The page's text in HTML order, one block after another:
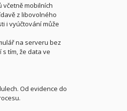
mobilních
z libovolného
i vyúčtování může
na serveru bez
tím, že data ve
Od evidence do